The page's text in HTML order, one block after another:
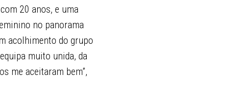
20 anos, e uma
no panorama
acolhimento do grupo
muito unida, da
me aceitaram bem”,